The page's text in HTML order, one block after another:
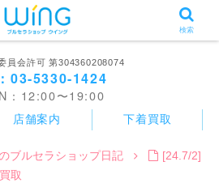
員会許可 第304360208074
03-5330-1424
：12:00〜19:00
店舗案内 下着買取
ブルセラショップ日記
[24.7/2]
取
検索